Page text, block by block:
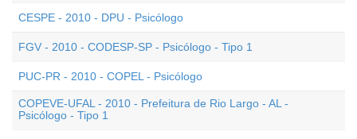
CESPE - 2010 - DPU - Psicólogo
FGV - 2010 - CODESP-SP - Psicólogo - Tipo 1
PUC-PR - 2010 - COPEL - Psicólogo
COPEVE-UFAL - 2010 - Prefeitura de Rio Largo - AL -
Psicólogo - Tipo 1